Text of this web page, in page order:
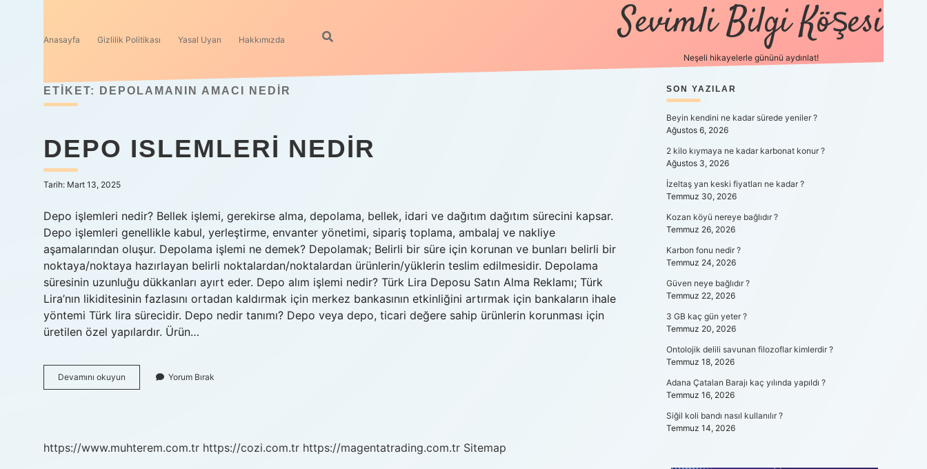
Anasayfa Gizlilik Politikası Yasal Uyarı Hakkımızda Sevimli Bilgi Köşesi
Neşeli hikayelerle gününü aydınlat!
ETIKET: DEPOLAMANIN AMACI NEDIR
DEPO ISLEMLERI NEDIR
Tarih: Mart 13, 2025
Depo işlemleri nedir? Bellek işlemi, gerekirse alma, depolama, bellek, idari ve dağıtım dağıtım sürecini kapsar.
Depo işlemleri genellikle kabul, yerleştirme, envanter yönetimi, sipariş toplama, ambalaj ve nakliye
aşamalarından oluşur. Depolama işlemi ne demek? Depolamak; Belirli bir süre için korunan ve bunları belirli bir
noktaya/noktaya hazırlayan belirli noktalardan/noktalardan ürünlerin/yüklerin teslim edilmesidir. Depolama
süresinin uzunluğu dükkanları ayırt eder. Depo alım işlemi nedir? Türk Lira Deposu Satın Alma Reklamı; Türk
Lira’nın likiditesinin fazlasını ortadan kaldırmak için merkez bankasının etkinliğini artırmak için bankaların ihale
yöntemi Türk lira sürecidir. Depo nedir tanımı? Depo veya depo, ticari değere sahip ürünlerin korunması için
üretilen özel yapılardır. Ürün…
Devamını okuyun
Islemleri
Yorum Bırak
https://www.muhterem.com.tr https://cozi.com.tr https://magentatrading.com.tr Sitemap
SIDEBAR
SON YAZILAR
Beyin kendini ne kadar sürede yeniler ?
Ağustos 6, 2026
2 kilo kıymaya ne kadar karbonat konur ?
Ağustos 3, 2026
İzeltaş yan keski fiyatları ne kadar ?
Temmuz 30, 2026
Kozan köyü nereye bağlıdır ?
Temmuz 26, 2026
Karbon fonu nedir ?
Temmuz 24, 2026
Güven neye bağlıdır ?
Temmuz 22, 2026
3 GB kaç gün yeter ?
Temmuz 20, 2026
Ontolojik delili savunan filozoflar kimlerdir ?
Temmuz 18, 2026
Adana Çatalan Barajı kaç yılında yapıldı ?
Temmuz 16, 2026
Siğil koli bandı nasıl kullanılır ?
Temmuz 14, 2026